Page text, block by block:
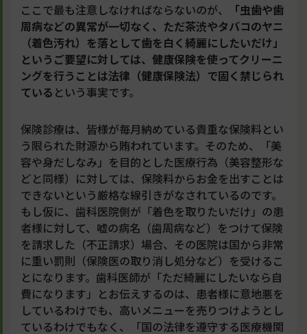
ここで最も注意しなければならないのが、
「虫歯や歯
周病などの異常が一切なく、ただ茶渋やタバコのヤニ
（着色汚れ）を落として歯を白く綺麗にしたいだけ」
というご要望に対しては、健康保険を使ってクリーニ
ングを行うことは法律（健康保険法）で固く禁じられ
ている という事実です。
保険診療は、皆様が毎月納めている貴重な保険料とい
う限られた財源から賄われています。そのため、「美
容や身だしなみ」を目的とした医療行為（美容整形な
どと同様）に対しては、保険料からお金を出すことは
できないという厳格な線引きがなされているのです。
もし仮に、歯科医院側が「着色を取りたいだけ」の患
者様に対して、嘘の病名（歯周病など）をつけて保険
を請求した（不正請求）場合、その医院は国から非常
に重い罰則（保険医の取り消し処分など）を受けるこ
とになります。歯科医師が「ただ綺麗にしたいなら自
費になります」とお伝えするのは、患者様に意地悪を
しているわけでも、高いメニューを売りつけようとし
ているわけでもなく、「国の法律を遵守する医療機関